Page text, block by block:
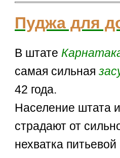
Пуджа для
В штате
самая сильная
42 года.
Население штата
страдают от
нехватка